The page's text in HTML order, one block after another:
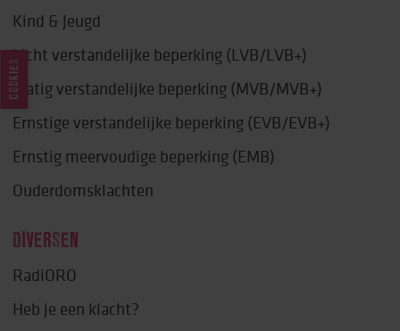
Kind & Jeugd
Licht verstandelijke beperking (LVB/LVB+)
Matig verstandelijke beperking (MVB/MVB+)
Ernstige verstandelijke beperking (EVB/EVB+)
Ernstig meervoudige beperking (EMB)
Ouderdomsklachten
DIVERSEN
RadiORO
Heb je een klacht?
COOKIES